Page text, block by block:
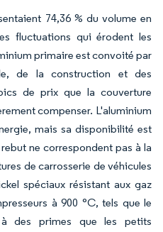
74,36 % du volume en
fluctuations qui érodent les
primaire est convoité par
de la construction et des
de prix que la couverture
compenser. L'aluminium
mais sa disponibilité est
ne correspondent pas à la
de carrosserie de véhicules
spéciaux résistant aux gaz
à 900 °C, tels que le
des primes que les petits